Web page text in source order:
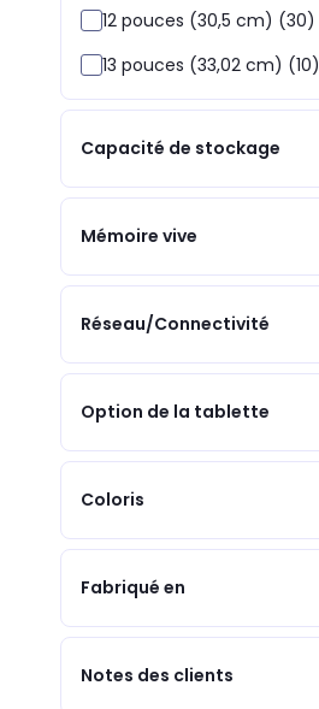
12 pouces (30,5 cm) (30)
13 pouces (33,02 cm) (10)
Capacité de stockage
Mémoire vive
Réseau/Connectivité
Option de la tablette
Coloris
Fabriqué en
Notes des clients